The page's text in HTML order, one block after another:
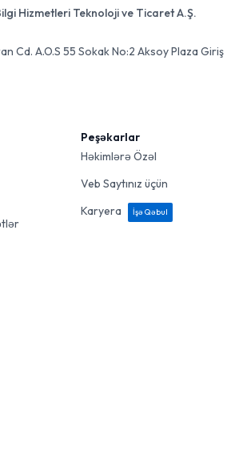
Hizmetleri Teknoloji ve Ticaret A.Ş.
Cd. A.O.S 55 Sokak No:2 Aksoy Plaza Giriş
Peşəkarlar
Həkimlərə Özəl
Veb Saytınız üçün
Karyera
İşə Qəbul